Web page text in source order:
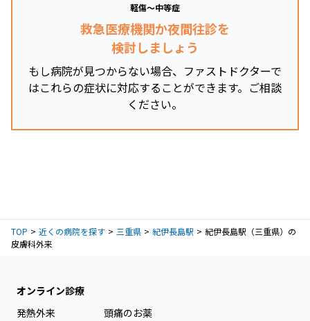
軽傷～中等症
救急医療機関か夜間往診を
検討しましょう
もし病院が見つからない場合、ファストドクターで
はこれらの症状に対応することができます。ご相談
ください。
TOP 近くの病院を探す 三重県 紀伊長島駅
紀伊長島駅（三重県）の
皮膚科外来
オンライン診療
発熱外来
頭痛のお薬